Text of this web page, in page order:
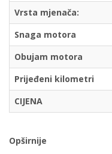
Vrsta mjenača:
Snaga motora
Obujam motora
Prijeđeni kilometri
CIJENA
Opširnije